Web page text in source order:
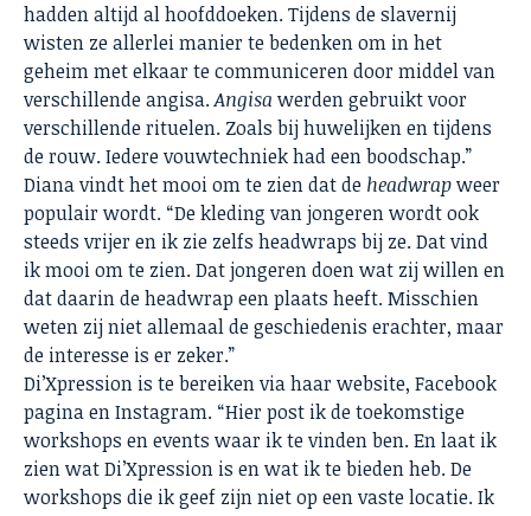
hadden altijd al hoofddoeken. Tijdens de slavernij
wisten ze allerlei manier te bedenken om in het
geheim met elkaar te communiceren door middel van
verschillende angisa.Angisa werden gebruikt voor
verschillende rituelen. Zoals bij huwelijken en tijdens
de rouw. Iedere vouwtechniek had een boodschap.”
Diana vindt het mooi om te zien dat de headwrapweer
populair wordt. “De kleding van jongeren wordt ook
steeds vrijer en ik zie zelfs headwraps bij ze. Dat vind
ik mooi om te zien. Dat jongeren doen wat zij willen en
dat daarin de headwrap een plaats heeft. Misschien
weten zij niet allemaal de geschiedenis erachter, maar
de interesse is er zeker.”
Di’Xpression is te bereiken viahaar website, Facebook
pagina en Instagram. “Hier post ik de toekomstige
workshops en events waar ik te vinden ben. En laat ik
zien wat Di’Xpression is en wat ik te bieden heb. De
workshops die ik geef zijn niet op een vaste locatie. Ik